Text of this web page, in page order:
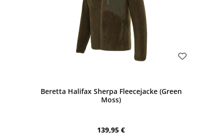
Beretta Halifax Sherpa Fleecejacke (Green
Moss)
Regulärer Preis:
139,95 €